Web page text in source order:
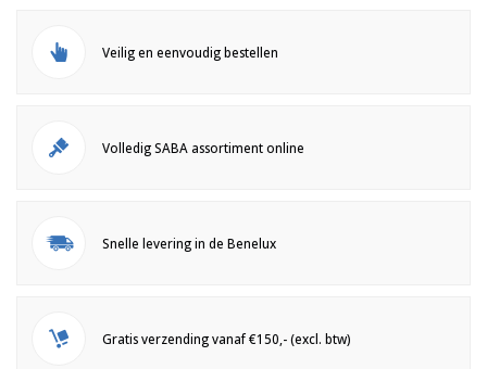
Veilig en eenvoudig bestellen
Volledig SABA assortiment online
Snelle levering in de Benelux
Gratis verzending vanaf €150,- (excl. btw)